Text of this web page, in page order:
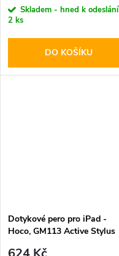
Skladem - hned k odeslání
2 ks
DO KOŠÍKU
Dotykové pero pro iPad -
Hoco, GM113 Active Stylus